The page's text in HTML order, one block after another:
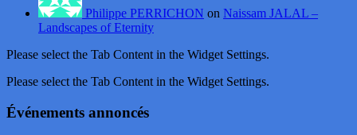
Philippe PERRICHON on Naissam JALAL –
Landscapes of Eternity
Please select the Tab Content in the Widget Settings.
Please select the Tab Content in the Widget Settings.
Événements annoncés